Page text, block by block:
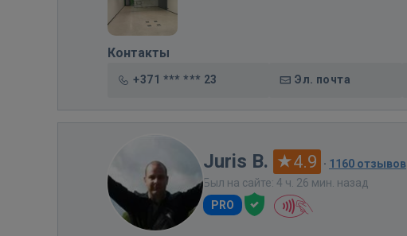
Контакты
+371 *** *** 23 Эл. почта
Juris B. 4.9 · 1160 отзывов
Был на сайте: 4 ч. 26 мин. назад
PRO